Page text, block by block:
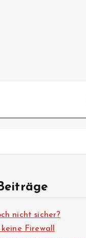
nicht sicher?
Firewall